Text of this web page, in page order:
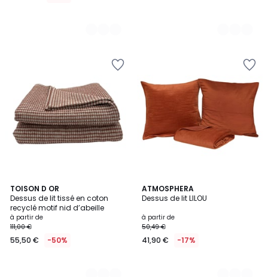
TOISON D OR
Dessus de lit tissé en coton
recyclé motif nid d’abeille
à partir de
111,00 €
55,50 € -50%
4
Couleurs
ATMOSPHERA
Dessus de lit LILOU
à partir de
50,49 €
41,90 € -17%
3
Couleurs